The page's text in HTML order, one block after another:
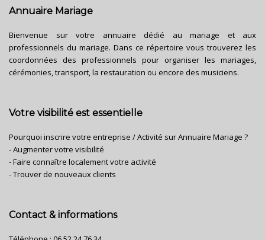
Annuaire Mariage
Bienvenue sur votre annuaire dédié au mariage et aux
professionnels du mariage. Dans ce répertoire vous trouverez les
coordonnées des professionnels pour organiser les mariages,
cérémonies, transport, la restauration ou encore des musiciens.
Votre visibilité est essentielle
Pourquoi inscrire votre entreprise / Activité sur Annuaire Mariage ?
- Augmenter votre visibilité
- Faire connaître localement votre activité
- Trouver de nouveaux clients
Contact & informations